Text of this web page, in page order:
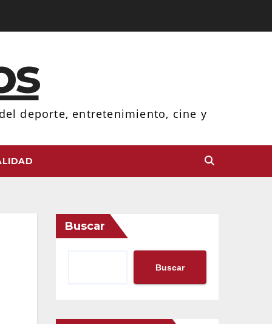
deporte, entretenimiento, cine y
Buscar
Buscar